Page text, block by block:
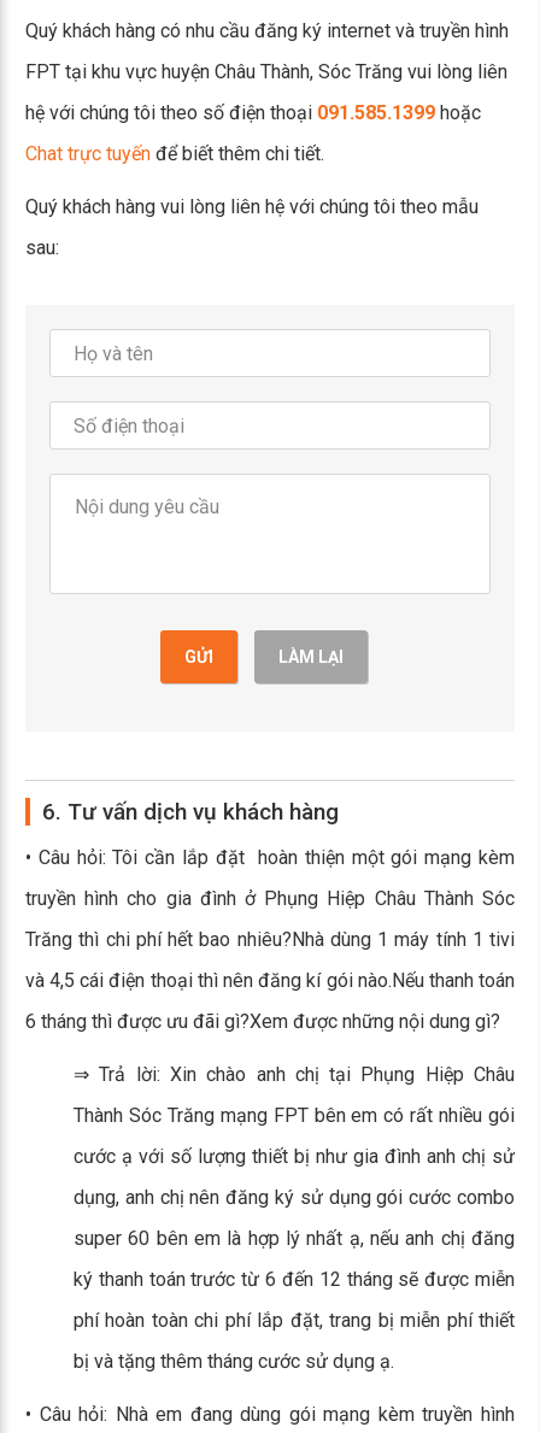
Quý khách hàng có nhu cầu đăng ký internet và truyền hình
FPT tại khu vực huyện Châu Thành, Sóc Trăng vui lòng liên
hệ với chúng tôi theo số điện thoại 091.585.1399 hoặc
Chat trực tuyến để biết thêm chi tiết.
Quý khách hàng vui lòng liên hệ với chúng tôi theo mẫu
sau:
GỬI LÀM LẠI
6. Tư vấn dịch vụ khách hàng
• Câu hỏi: Tôi cần lắp đặt hoàn thiện một gói mạng kèm
truyền hình cho gia đình ở Phụng Hiệp Châu Thành Sóc
Trăng thì chi phí hết bao nhiêu?Nhà dùng 1 máy tính 1 tivi
và 4,5 cái điện thoại thì nên đăng kí gói nào.Nếu thanh toán
6 tháng thì được ưu đãi gì?Xem được những nội dung gì?
⇒ Trả lời: Xin chào anh chị tại Phụng Hiệp Châu
Thành Sóc Trăng mạng FPT bên em có rất nhiều gói
cước ạ với số lượng thiết bị như gia đình anh chị sử
dụng, anh chị nên đăng ký sử dụng gói cước combo
super 60 bên em là hợp lý nhất ạ, nếu anh chị đăng
ký thanh toán trước từ 6 đến 12 tháng sẽ được miễn
phí hoàn toàn chi phí lắp đặt, trang bị miễn phí thiết
bị và tặng thêm tháng cước sử dụng ạ.
• Câu hỏi: Nhà em đang dùng gói mạng kèm truyền hình